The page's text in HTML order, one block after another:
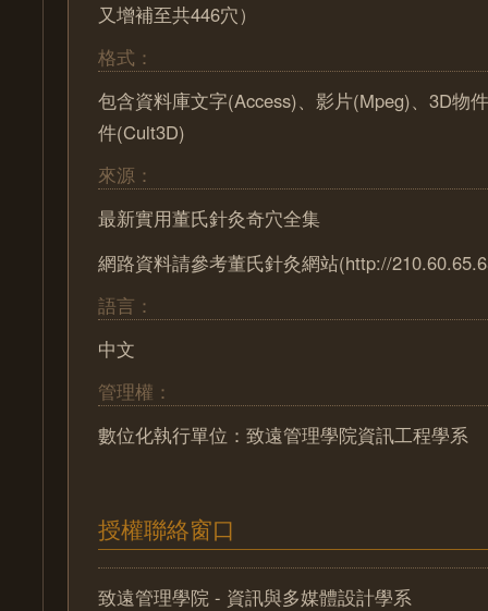
又增補至共446穴）
格式：
包含資料庫文字(Access)、影片(Mpeg)、3D物
件(Cult3D)
來源：
最新實用董氏針灸奇穴全集
網路資料請參考董氏針灸網站(http://
語言：
中文
管理權：
數位化執行單位：致遠管理學院資訊工程學系
授權聯絡窗口
致遠管理學院 - 資訊與多媒體設計學系